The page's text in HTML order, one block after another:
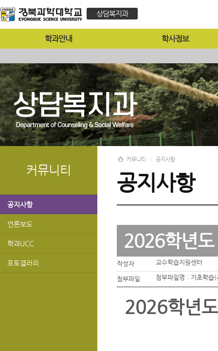
상담복지과
학과안내 학사정보
커뮤니티
공지사항
언론보도
학과UCC
포토갤러리
커뮤니티 공지사항
공지사항
2026학년도
작성자 교수학습지원센터
첨부파일 첨부파일명 : 기초학습
2026학년도